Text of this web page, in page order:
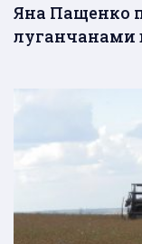
Яна Пащенко
луганчанами